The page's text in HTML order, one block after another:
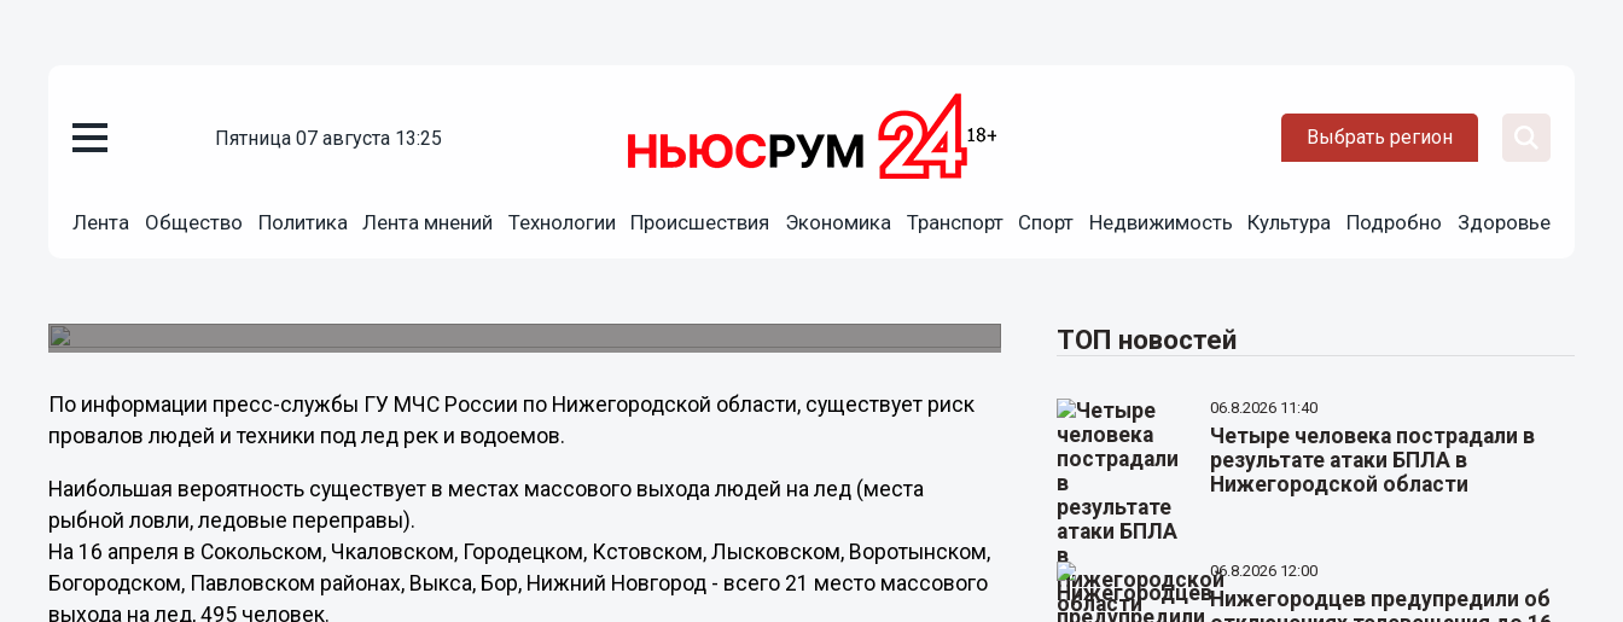
пятница 07 августа 13:25 Выбрать регион
Лента Общество Политика Лента мнений Технологии Происшествия Экономика Транспорт Спорт Недвижимость Культура Подробно Здоровье
17.04.2013 12:05
Нижегородской области
По информации пресс-службы ГУ МЧС России по Нижегородской области, существует риск
провалов людей и техники под лед рек и водоемов.
Наибольшая вероятность существует в местах массового выхода людей на лед (места
рыбной ловли, ледовые переправы).
На 16 апреля в Сокольском, Чкаловском, Городецком, Кстовском, Лысковском, Воротынском,
Богородском, Павловском районах, Выкса, Бор, Нижний Новгород - всего 21 место массового
выхода на лед, 495 человек.
ТОП новостей
06.8.2026 11:40
Четыре человека пострадали в
результате атаки БПЛА в
Нижегородской области
06.8.2026 12:00
Нижегородцев предупредили об